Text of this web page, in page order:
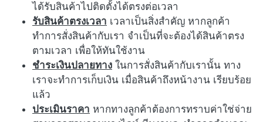
ได้รับสินค้าไปติดตั้งได้ตรงต่อเวลา
รับสินค้าตรงเวลา เวลาเป็นสิ่งสำคัญ หากลูกค้า
ทำการสั่งสินค้ากับเรา จำเป็นที่จะต้องได้สินค้าตรง
ตามเวลา เพื่อให้ทันใช้งาน
ชำระเงินปลายทาง ในการสั่งสินค้ากับเรานั้น ทาง
เราจะทำการเก็บเงิน เมื่อสินค้าถึงหน้างาน เรียบร้อย
แล้ว
ประเมินราคา หากทางลูกค้าต้องการทราบค่าใช่จ่าย